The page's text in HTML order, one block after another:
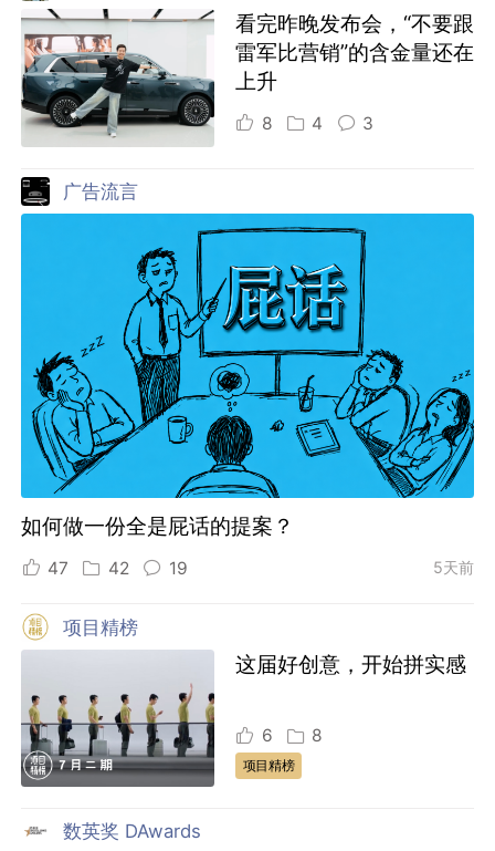
看完昨晚发布会，“不要跟
雷军比营销”的含金量还在
上升
8 4 3
广告流言
如何做一份全是屁话的提案？
47 42 19 5天前
项目精榜
这届好创意，开始拼实感
6 8
项目精榜
数英奖 DAwards